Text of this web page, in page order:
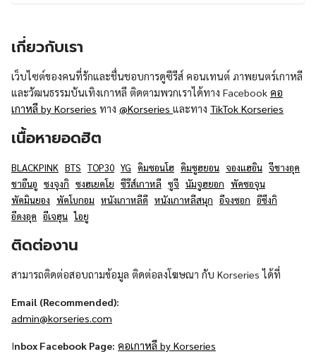
เกี่ยวกับเรา
เว็บไซต์ของคนที่รักและชื่นชอบการดูซีรีส์ คอนเทนต์ ภาพยนตร์เกาหลี
และวัฒนธรรมบันเทิงเกาหลี ติดตามพวกเราได้ทาง Facebook คอ
เกาหลี by Korseries ทาง @Korseries และทาง TikTok Korseries
เนื้อหายอดฮิต
BLACKPINK BTS TOP30 YG คิมซอนโฮ คิมซูฮยอน จองแฮอิน จีชางอุค
ชาอึนอู ซงจุงกิ ซงฮเยคโย ซีรีส์เกาหลี ซูจี นัมจูฮยอก พัคซอจุน
พัคมินยอง พัคโบกอม หนังเกาหลีดี หนังเกาหลีสนุก อีจงซอก อีซึงกิ
อีดงอุค อีเจฮุน ไอยู
ติดต่องาน
สามารถติดต่อสอบถามข้อมูล ติดต่อลงโฆษณา กับ Korseries ได้ที่
Email (Recommended):
admin@korseries.com
Inbox Facebook Page: คอเกาหลี by Korseries